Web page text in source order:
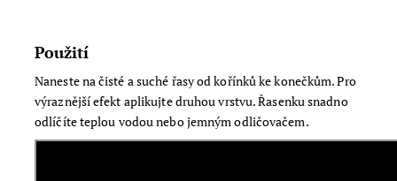
Použití
Naneste na čisté a suché řasy od kořínků ke konečkům. Pro
výraznější efekt aplikujte druhou vrstvu. Řasenku snadno
odlíčíte teplou vodou nebo jemným odličovačem.